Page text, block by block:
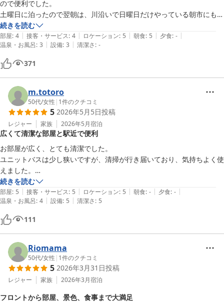
ので便利でした。
土曜日に泊ったので翌朝は、川沿いで日曜日だけやっている朝市にもす
ぐに行けて良かったです。
朝食の手作りおにぎりも美味しかった。
難点は、設備が古いので使いづらい所。
ユニットバスが、長い蛇口を動かして洗面台とバスタブで共通で使うタ
イプなのだが…。蛇口の長さに対して洗面台が小さすぎて、使うと床が
ビショビショになります。
ユニットバスの床なので排水があるから濡れても大丈夫ではあるけど、
蛇口が邪魔になって使いづらかった。
続きを読む
部屋: 4 | 接客・サービス: 4 | ロケーション: 5 | 朝食: 5 | 夕食: - |
温泉・お風呂: 3 | 設備: 3 | 清潔さ: -
371
m.totoro
50代/女性 | 1件のクチコミ
5 2026年5月5日投稿
レジャー 家族 2026年5月宿泊
広くて清潔な部屋と駅近で便利
お部屋が広く、とても清潔でした。
ユニットバスは少し狭いですが、清掃が行き届いており、気持ちよく使
えました。
お値段が安く、駅からも近いので、便利でした。
続きを読む
部屋: 5 | 接客・サービス: 5 | ロケーション: 5 | 朝食: - | 夕食: - |
温泉・お風呂: 4 | 設備: 5 | 清潔さ: 5
111
Riomama
50代/女性 | 1件のクチコミ
5 2026年3月31日投稿
レジャー 家族 2026年3月宿泊
フロントから部屋、景色、食事まで大満足